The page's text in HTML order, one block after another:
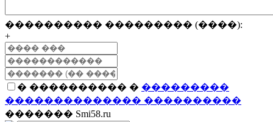
���������� ��������� (����):
+
� ���������� � ���������
�������������� ����������
������� Smi58.ru